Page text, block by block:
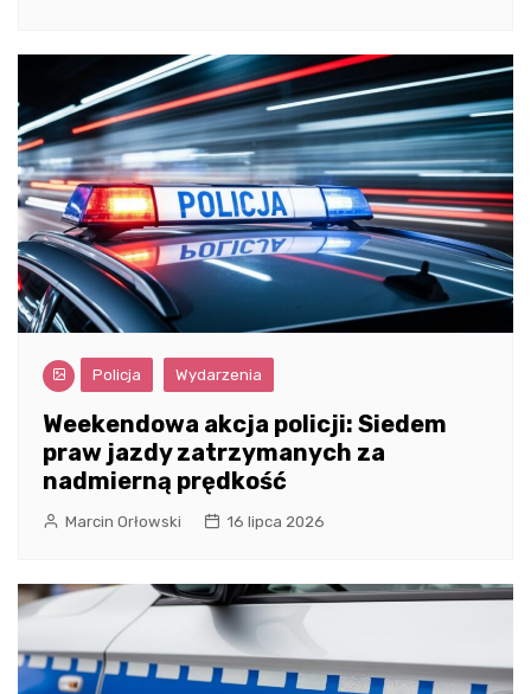
Policja Wydarzenia
Weekendowa akcja policji: Siedem
praw jazdy zatrzymanych za
nadmierną prędkość
Marcin Orłowski 16 lipca 2026